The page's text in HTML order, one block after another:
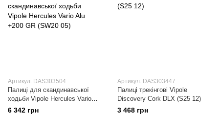
Артикул: DAS303504
Палиці для скандинавської
ходьби Vipole Hercules Vario
Alu +200 GR (SW20 05)
6 342 грн
Артикул: DAS303447
Палиці трекінгові Vipole
Discovery Cork DLX (S25 12)
3 468 грн